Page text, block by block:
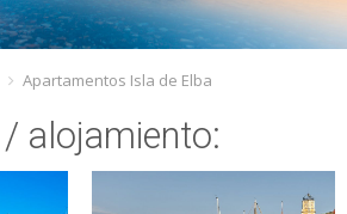
PYC
Apartamentos Isla de Elba
/ alojamiento: